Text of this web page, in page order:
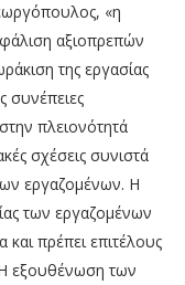
«η
αξιοπρεπών
της εργασίας
συνέπειες
πλειονότητά
σχέσεις συνιστά
εργαζομένων. Η
των εργαζομένων
πρέπει επιτέλους
εξουθένωση των